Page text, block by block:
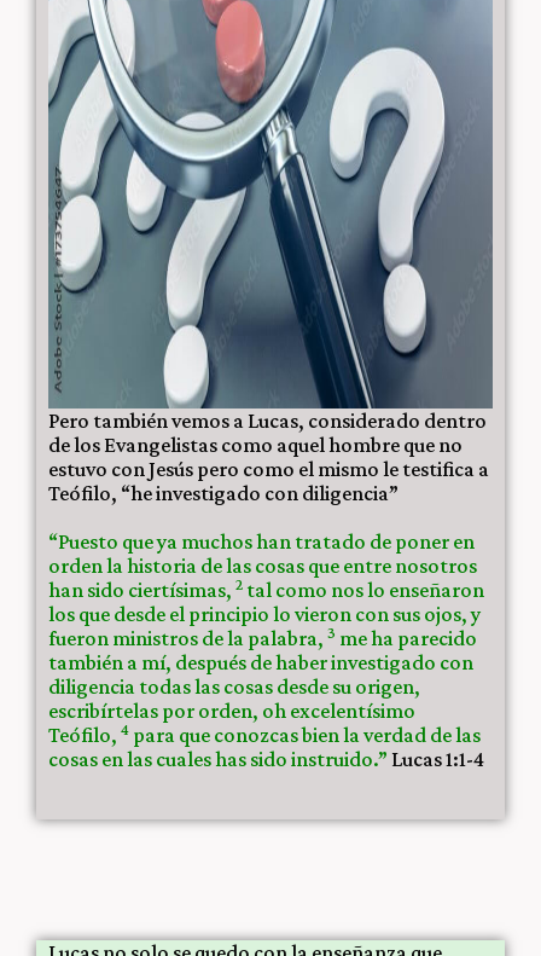
Pero también vemos a Lucas, considerado dentro
de los Evangelistas como aquel hombre que no
estuvo con Jesús pero como el mismo le testifica a
Teófilo, “he investigado con diligencia”
“Puesto que ya muchos han tratado de poner en
orden la historia de las cosas que entre nosotros
han sido ciertísimas, 2 tal como nos lo enseñaron
los que desde el principio lo vieron con sus ojos, y
fueron ministros de la palabra, 3 me ha parecido
también a mí, después de haber investigado con
diligencia todas las cosas desde su origen,
escribírtelas por orden, oh excelentísimo
Teófilo, 4 para que conozcas bien la verdad de las
cosas en las cuales has sido instruido.” Lucas 1:1-4